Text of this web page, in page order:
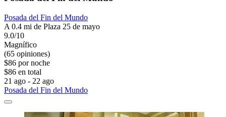
Posada del Fin del Mundo
A 0.4 mi de Plaza 25 de mayo
9.0/10
Magnífico
(65 opiniones)
$86 por noche
$86 en total
21 ago - 22 ago
Posada del Fin del Mundo